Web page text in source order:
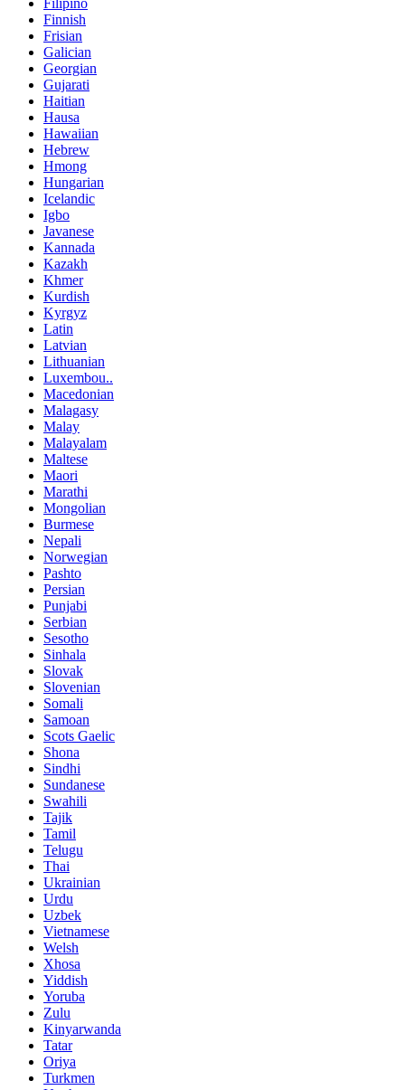
Finnish
Frisian
Galician
Georgian
Gujarati
Haitian
Hausa
Hawaiian
Hebrew
Hmong
Hungarian
Icelandic
Igbo
Javanese
Kannada
Kazakh
Khmer
Kurdish
Kyrgyz
Latin
Latvian
Lithuanian
Luxembou..
Macedonian
Malagasy
Malay
Malayalam
Maltese
Maori
Marathi
Mongolian
Burmese
Nepali
Norwegian
Pashto
Persian
Punjabi
Serbian
Sesotho
Sinhala
Slovak
Slovenian
Somali
Samoan
Scots Gaelic
Shona
Sindhi
Sundanese
Swahili
Tajik
Tamil
Telugu
Thai
Ukrainian
Urdu
Uzbek
Vietnamese
Welsh
Xhosa
Yiddish
Yoruba
Zulu
Kinyarwanda
Tatar
Oriya
Turkmen